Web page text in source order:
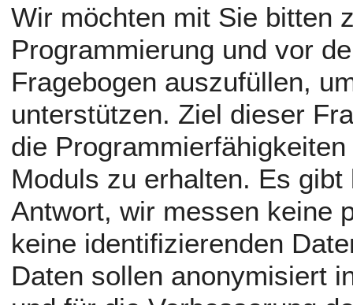
Wir möchten mit Sie bitten
Programmierung und vor
Fragebogen auszufüllen,
unterstützen. Ziel dieser
die
Moduls zu erhalten. Es gibt
Antwort, wir messen keine
keine identifizierenden
Daten sollen anonymisiert